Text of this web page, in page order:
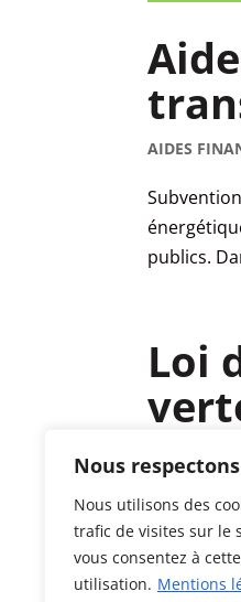
Nous
Nous utilisons des
trafic de visites sur le
vous consentez à
utilisation. Mentions
AIDES
publics.
Loi
Ouverture
pour